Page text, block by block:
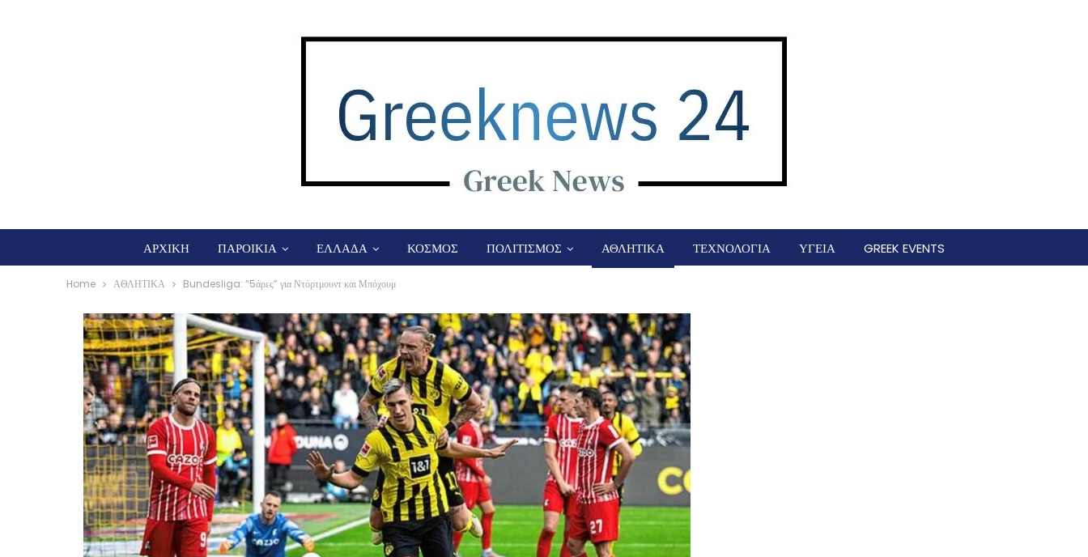
ΑΡΧΙΚΗ ΠΑΡΟΙΚΙΑ ΕΛΛΑΔΑ ΚΟΣΜΟΣ ΠΟΛΙΤΙΣΜΟΣ ΑΘΛΗΤΙΚΑ ΤΕΧΝΟΛΟΓΙΑ ΥΓΕΙΑ GREEK EVENTS
Home ΑΘΛΗΤΙΚΑ Bundesliga: “5άρες” για Ντόρτμουντ και Μπόχουμ